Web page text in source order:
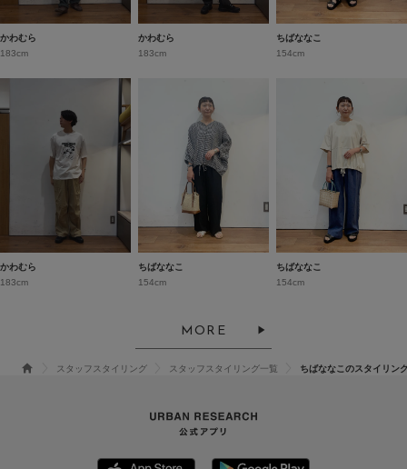
かわむら
183cm
かわむら
183cm
ちばななこ
154cm
かわむら
183cm
ちばななこ
154cm
ちばななこ
154cm
MORE
スタッフスタイリング スタッフスタイリング一覧 ちばななこのスタイリン